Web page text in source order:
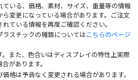
ている、価格、素材、サイズ、重量等の情報
変更になっている場合があります。ご注文
ている情報を再度ご確認ください。
スチックの種類についてはこちらのページ
また、色合いはディスプレイの特性上実際
があります。
格は予告なく変更される場合があります。